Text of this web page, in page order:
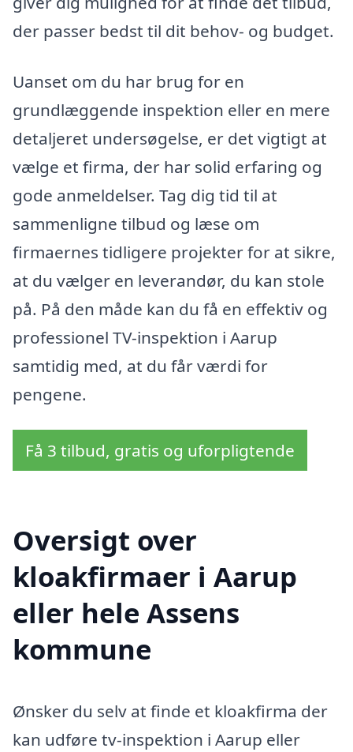
der passer bedst til dit behov- og budget.
Uanset om du har brug for en
grundlæggende inspektion eller en mere
detaljeret undersøgelse, er det vigtigt at
vælge et firma, der har solid erfaring og
gode anmeldelser. Tag dig tid til at
sammenligne tilbud og læse om
firmaernes tidligere projekter for at sikre,
at du vælger en leverandør, du kan stole
på. På den måde kan du få en effektiv og
professionel TV-inspektion i Aarup
samtidig med, at du får værdi for
pengene.
Få 3 tilbud, gratis og uforpligtende
Oversigt over
kloakfirmaer i Aarup
eller hele Assens
kommune
Ønsker du selv at finde et kloakfirma der
kan udføre tv-inspektion i Aarup eller